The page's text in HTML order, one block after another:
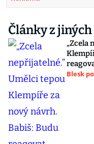
Články z
„Zcela
Blesk